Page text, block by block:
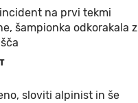
na prvi tekmi
šampionka odkorakala z
sloviti alpinist in še